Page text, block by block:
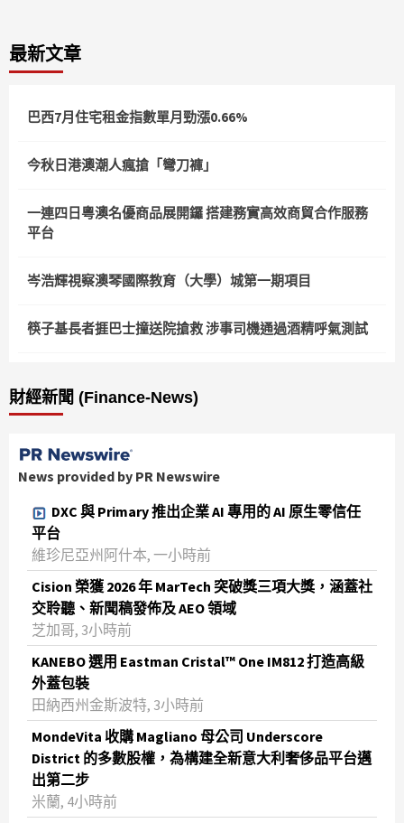
最新文章
巴西7月住宅租金指數單月勁漲0.66%
今秋日港澳潮人瘋搶「彎刀褲」
一連四日粵澳名優商品展開鑼 搭建務實高效商貿合作服務
平台
岑浩輝視察澳琴國際教育（大學）城第一期項目
筷子基長者捱巴士撞送院搶救 涉事司機通過酒精呼氣測試
財經新聞 (Finance-News)
News provided by PR Newswire
DXC 與 Primary 推出企業 AI 專用的 AI 原生零信任
平台
維珍尼亞州阿什本, 一小時前
Cision 榮獲 2026 年 MarTech 突破獎三項大獎，涵蓋社
交聆聽、新聞稿發佈及 AEO 領域
芝加哥, 3小時前
KANEBO 選用 Eastman Cristal™ One IM812 打造高級
外蓋包裝
田納西州金斯波特, 3小時前
MondeVita 收購 Magliano 母公司 Underscore
District 的多數股權，為構建全新意大利奢侈品平台邁
出第二步
米蘭, 4小時前